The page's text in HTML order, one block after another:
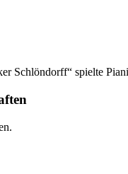
Schlöndorff“ spielte